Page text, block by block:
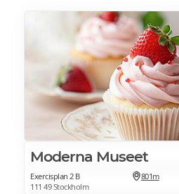
Citronmarängpaj
Fudge brownie
Tiramisu
Karamellpopcorn
Samling: Utanför
Bollnästorget
Aktiviteten ingår i din
årskort
Sångstund på Lill-
Tupptutarnas orkester
svängig sångstund med
Moderna Museet
Exercisplan 2 B
111 49 Stockholm
801m